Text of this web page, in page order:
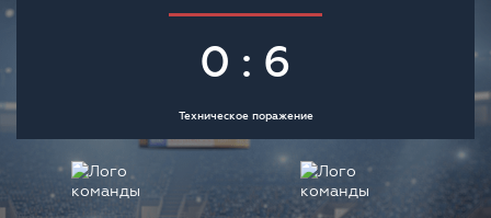
0 : 6
Техническое поражение